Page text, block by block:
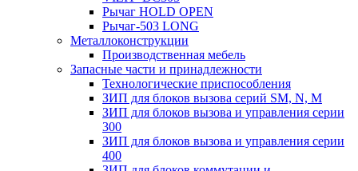
Рычаг HOLD OPEN
Рычаг-503 LONG
Металлоконструкции
Производственная мебель
Запасные части и принадлежности
Технологические приспособления
ЗИП для блоков вызова серий SM, N, M
ЗИП для блоков вызова и управления серии
300
ЗИП для блоков вызова и управления серии
400